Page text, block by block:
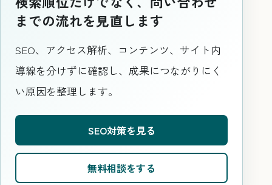
までの流れを見直します
SEO、アクセス解析、コンテンツ、サイト内
導線を分けずに確認し、成果につながりにく
い原因を整理します。
SEO対策を見る
無料相談をする